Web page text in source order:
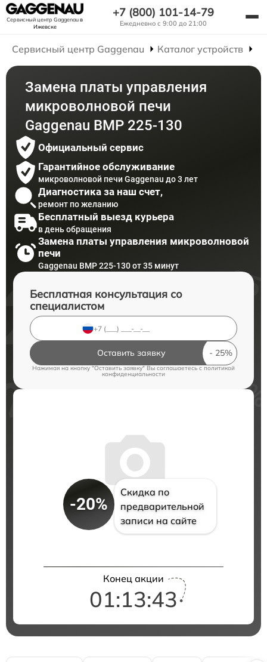
Сервисный центр Gaggenauв
Ижевске
+7 (800) 101-14-79
Ежедневно с 9:00 до 21:00
Сервисный центр Gaggenau Каталог устройств
Замена платы управления
микроволновой печи
Gaggenau BMP 225-130
Официальный сервис
Гарантийное обслуживание
микроволновой печи Gaggenau до 3 лет
Диагностика за наш счет,
ремонт по желанию
Бесплатный выезд курьера
в день обращения
Замена платы управления микроволновой
печи
Gaggenau BMP 225-130 от 35 минут
Бесплатная консультация со
специалистом
Оставить заявку
Нажимая на кнопку "Оставить заявку" Вы соглашаетесь c политикой
конфиденциальности
-20%
Скидка по
предварительной
записи на сайте
Конец акции
01:13:42